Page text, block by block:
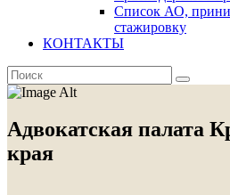
Список АО,
стажировку
КОНТАКТЫ
Адвокатская палата
края